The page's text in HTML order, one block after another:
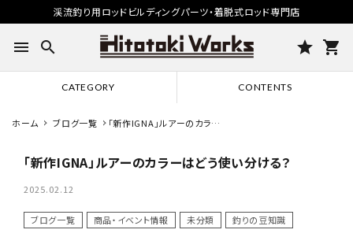
渓流釣り用ロッドビルディングパーツ・着脱式ロッド専門店
menu search star shopping_cart
CATEGORY CONTENTS
ホーム ブログ一覧
「新作IGNA」ルアーのカラー
「新作IGNA」ルアーのカラーはどう使い分ける？
2025.02.12
ブログ一覧 商品・イベント情報 未分類 釣りの豆知識